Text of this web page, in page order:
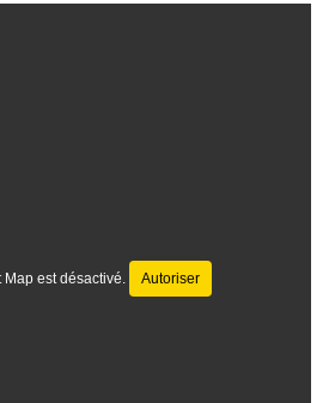
est désactivé. Autoriser